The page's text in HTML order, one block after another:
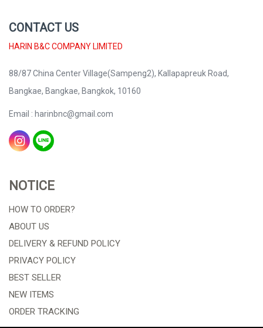
CONTACT US
HARIN B&C COMPANY LIMITED
88/87 China Center Village(Sampeng2), Kallapapreuk Road,
Bangkae, Bangkae, Bangkok, 10160
Email : harinbnc@gmail.com
NOTICE
HOW TO ORDER?
ABOUT US
DELIVERY & REFUND POLICY
PRIVACY POLICY
BEST SELLER
NEW ITEMS
ORDER TRACKING